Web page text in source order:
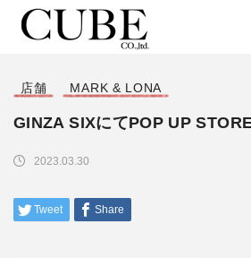
店舗 MARK & LONA
GINZA SIXにてPOP UP
2023.03.30